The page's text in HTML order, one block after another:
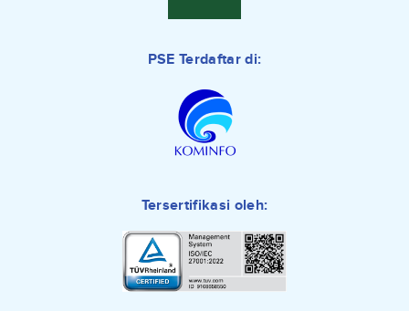
PSE Terdaftar di:
Tersertifikasi oleh: